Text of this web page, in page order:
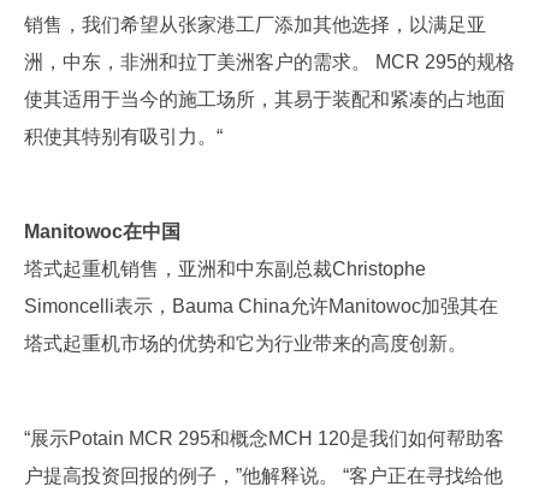
销售，我们希望从张家港工厂添加其他选择，以满足亚
洲，中东，非洲和拉丁美洲客户的需求。 MCR 295的规格
使其适用于当今的施工场所，其易于装配和紧凑的占地面
积使其特别有吸引力。“
Manitowoc在中国
塔式起重机销售，亚洲和中东副总裁Christophe
Simoncelli表示，Bauma China允许Manitowoc加强其在
塔式起重机市场的优势和它为行业带来的高度创新。
“展示Potain MCR 295和概念MCH 120是我们如何帮助客
户提高投资回报的例子，”他解释说。 “客户正在寻找给他